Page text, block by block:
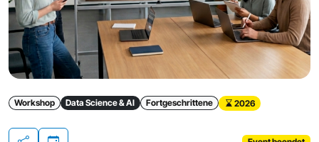
Workshop Data Science & AI Fortgeschrittene 2026